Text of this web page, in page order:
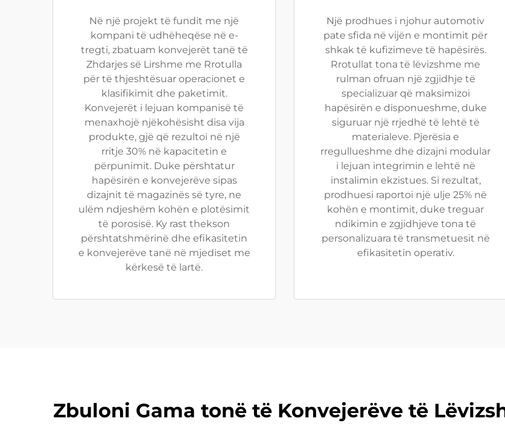
Në një projekt të fundit me një
kompani të udhëheqëse në e-
tregti, zbatuam konvejerët tanë të
Zhdarjes së Lirshme me Rrotulla
për të thjeshtësuar operacionet e
klasifikimit dhe paketimit.
Konvejerët i lejuan kompanisë të
menaxhojë njëkohësisht disa vija
produkte, gjë që rezultoi në një
rritje 30% në kapacitetin e
përpunimit. Duke përshtatur
hapësirën e konvejerëve sipas
dizajnit të magazinës së tyre, ne
ulëm ndjeshëm kohën e plotësimit
të porosisë. Ky rast thekson
përshtatshmërinë dhe efikasitetin
e konvejerëve tanë në mjediset me
kërkesë të lartë.
Një prodhues i njohur automotiv
pate sfida në vijën e montimit për
shkak të kufizimeve të hapësirës.
Rrotullat tona të lëvizshme me
rulman ofruan një zgjidhje të
specializuar që maksimizoi
hapësirën e disponueshme, duke
siguruar një rrjedhë të lehtë të
materialeve. Pjerësia e
rregullueshme dhe dizajni modular
i lejuan integrimin e lehtë në
instalimin ekzistues. Si rezultat,
prodhuesi raportoi një ulje 25% në
kohën e montimit, duke treguar
ndikimin e zgjidhjeve tona të
personalizuara të transmetuesit në
efikasitetin operativ.
Zbuloni Gama tonë të Konvejerëve të